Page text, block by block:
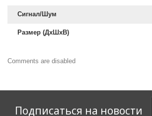
Сигнал/Шум
Размер (ДxШxВ)
Comments are disabled
Подписаться на новости